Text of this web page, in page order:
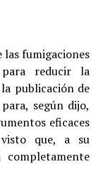
las fumigaciones
reducir la
publicación de
según dijo,
eficaces
que, a su